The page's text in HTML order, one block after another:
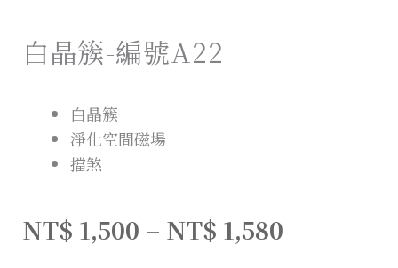
白晶簇-編號A22
白晶簇
淨化空間磁場
擋煞
NT$ 1,500 – NT$ 1,580